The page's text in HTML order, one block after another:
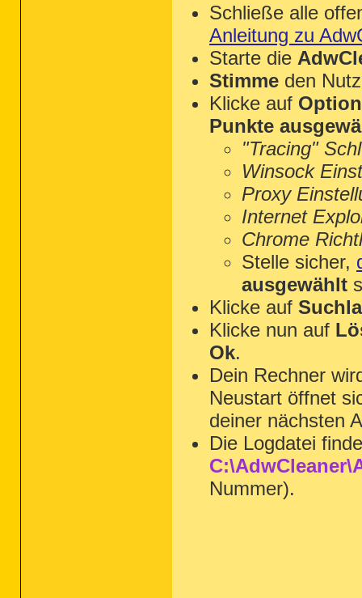
Schließe alle
Anleitung zu
Starte die
Stimme den
Klicke auf
Punkte
"Tracing"
Winsock
Proxy
Internet
Chrome
Stelle sicher,
ausgewählt
Klicke auf
Klicke nun auf
Ok.
Dein Rechner
Neustart öffnet
deiner nächsten
Die Logdatei
Nummer).